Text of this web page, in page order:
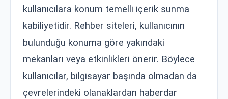
kullanıcılara konum temelli içerik sunma
kabiliyetidir. Rehber siteleri, kullanıcının
bulunduğu konuma göre yakındaki
mekanları veya etkinlikleri önerir. Böylece
kullanıcılar, bilgisayar başında olmadan da
çevrelerindeki olanaklardan haberdar